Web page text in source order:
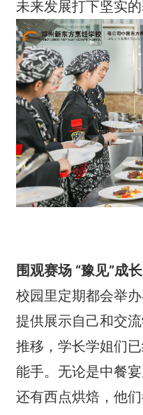
未来发展打下坚实的
围观赛场 “豫见”成
校园里定期都会举
提供展示自己和交
推移，学长学姐们
能手。无论是中餐
还有西点烘焙，他